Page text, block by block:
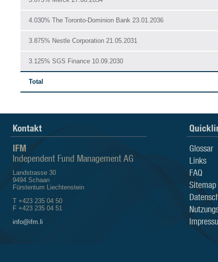
4.030% The Toronto-Dominion Bank 23.01.2036
3.875% Nestle Corporation 21.05.2031
3.125% SGS Finance 10.09.2030
Total
Kontakt
IFM
Independent Fund Management AG
Landstrasse 30
9494 Schaan
Fürstentum Liechtenstein
T +423 235 04 50
F +423 235 04 51
info@ifm.li
Glossar
Links
FAQ
Sitemap